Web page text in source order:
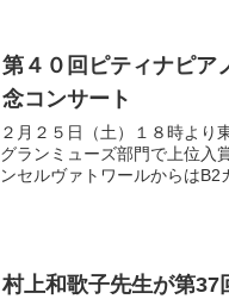
第４０回ピティナピア
念コンサート
２月２５日（土）１８時より
グランミューズ部門で上位入
ンセルヴァトワールからはB2
村上和歌子先生が第37